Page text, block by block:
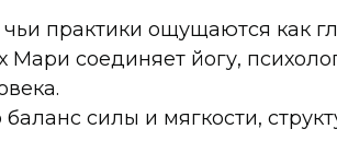
практики ощущаются как
Мари соединяет йогу,
силы и мягкости,